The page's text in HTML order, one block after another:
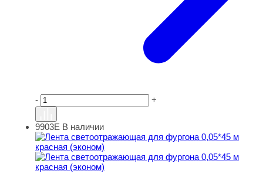
- +
Лента светоотражающая для фургона 0,05*45 м
9903Е В наличии